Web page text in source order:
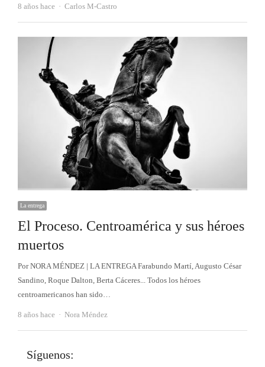
8 años hace Autor
Carlos M-Castro
La entrega
El Proceso. Centroamérica y sus héroes
muertos
Por NORA MÉNDEZ | LA ENTREGA Farabundo Martí, Augusto César
Sandino, Roque Dalton, Berta Cáceres... Todos los héroes
centroamericanos han sido…
8 años hace Autor
Nora Méndez
Síguenos: